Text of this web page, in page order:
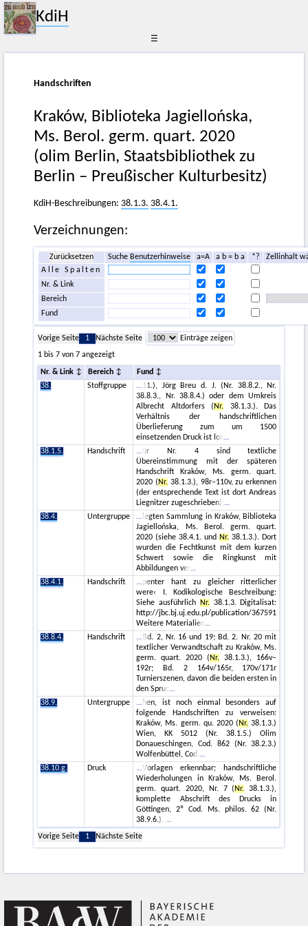
KdiH
☰
Handschriften
Kraków, Biblioteka Jagiellońska,
Ms. Berol. germ. quart. 2020
(olim Berlin, Staatsbibliothek zu
Berlin – Preußischer Kulturbesitz)
KdiH-Beschreibungen: 38.1.3. 38.4.1.
Verzeichnungen:
Zurücksetzen Suche Benutzerhinweise a=A a b = b a *?
Zellinhalt
Alle Spalten
Nr. & Link
Bereich
Fund
Vorige Seite 1 Nächste Seite
Einträge zeigen
1 bis 7 von 7 angezeigt
Nr. & Link Bereich
Fund
38.
Stoffgruppe
11.), Jörg Breu d. J. (Nr. 38.8.2., Nr.
38.8.3., Nr. 38.8.4.) oder dem Umkreis
Albrecht Altdorfers (Nr. 38.1.3.). Das
Verhältnis der handschriftlichen
Überlieferung zum um 1500
einsetzenden Druck ist los
38.1.5.
Handschrift
ür Nr. 4 sind textliche
Übereinstimmung mit der späteren
Handschrift Kraków, Ms. germ. quart.
2020 (Nr. 38.1.3.), 98r–110v, zu erkennen
(der entsprechende Text ist dort Andreas
Liegnitzer zugeschrieben);
38.4.
Untergruppe
legten Sammlung in Kraków, Biblioteka
Jagiellońska, Ms. Berol. germ. quart.
2020 (siehe 38.4.1. und Nr. 38.1.3.). Dort
wurden die Fechtkunst mit dem kurzen
Schwert sowie die Ringkunst mit
Abbildungen ver
38.4.1.
Handschrift
penter hant zu gleicher ritterlicher
were‹ I. Kodikologische Beschreibung:
Siehe ausführlich Nr.38.1.3. Digitalisat:
http://jbc.bj.uj.edu.pl/publication/367591
Weitere Materialien
38.8.4.
Handschrift
Bd. 2, Nr. 16 und 19; Bd. 2. Nr. 20 mit
textlicher Verwandtschaft zu Kraków, Ms.
germ. quart. 2020 (Nr. 38.1.3.), 166v–
192r; Bd. 2 164v/165r, 170v/171r
Turnierszenen, davon die beiden ersten in
den Spruc
38.9.
Untergruppe
hen, ist noch einmal besonders auf
folgende Handschriften zu verweisen:
Kraków, Ms. germ. qu. 2020 (Nr. 38.1.3.)
Wien, KK 5012 (Nr. 38.1.5.) Olim
Donaueschingen, Cod. 862 (Nr. 38.2.3.)
Wolfenbüttel, Cod.
38.10.g.
Druck
Vorlagen erkennbar; handschriftliche
Wiederholungen in Kraków, Ms. Berol.
germ. quart. 2020, Nr. 7 (Nr. 38.1.3.),
komplette Abschrift des Drucks in
Göttingen, 2º Cod. Ms. philos. 62 (Nr.
38.9.6.).
Vorige Seite
1 Nächste Seite